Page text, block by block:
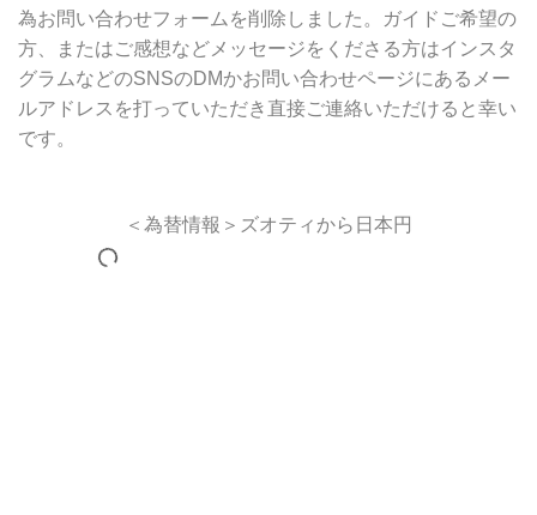
為お問い合わせフォームを削除しました。ガイドご希望の
方、またはご感想などメッセージをくださる方はインスタ
グラムなどのSNSのDMかお問い合わせページにあるメー
ルアドレスを打っていただき直接ご連絡いただけると幸い
です。
＜為替情報＞ズオティから日本円